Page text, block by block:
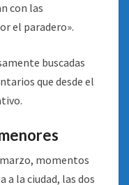
con las
el paradero».
buscadas
que desde el
marzo, momentos
a la ciudad, las dos